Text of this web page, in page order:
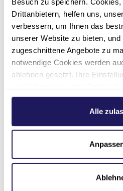
Drittanbietern, helfen uns,
verbessern, um Ihnen das
unserer Website zu bieten,
zugeschnittene Angebote zu
notwendige Cookies werden
ablehnen gesetzt. Ihre
Weitere Informationen hierzu
.Alle
Engagements um die in
notwendigen
Behindertenhilfe. Neben
Diakonenausbildung wird
Erwachsenenbildung
bringt heute ihre Expertise
Pfarrer Carl Schlegel das
Berlin-Wedding. Die
Krankenschwestern,
steht im